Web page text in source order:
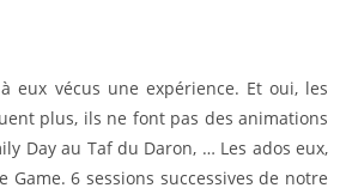
eux vécus une expérience. Et oui, les
plus, ils ne font pas des animations
Day au Taf du Daron, … Les ados eux,
Game. 6 sessions successives de notre